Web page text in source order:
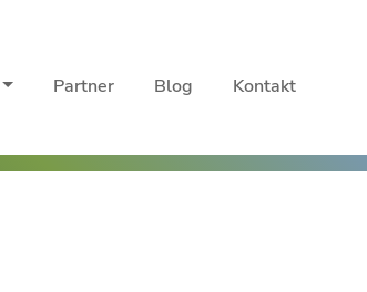
Partner Blog Kontakt